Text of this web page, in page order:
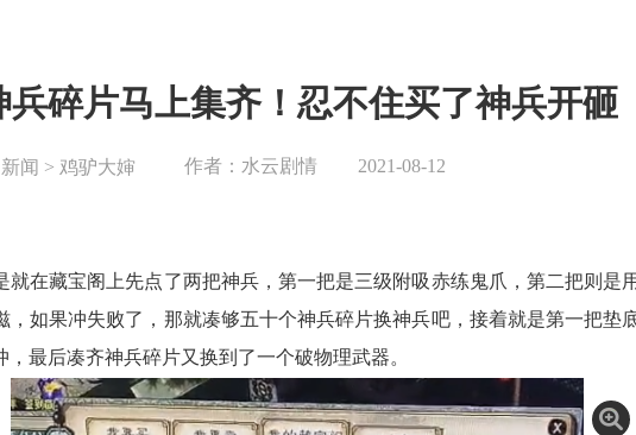
新闻 > 鸡驴大婶
兵碎片马上集齐！忍不住买了神兵开砸
作者：水云剧情 2021-08-12
在藏宝阁上先点了两把神兵，第一把是三级附吸赤练鬼爪，第二把则是
，如果冲失败了，那就凑够五十个神兵碎片换神兵吧，接着就是第一把垫
最后凑齐神兵碎片又换到了一个破物理武器。